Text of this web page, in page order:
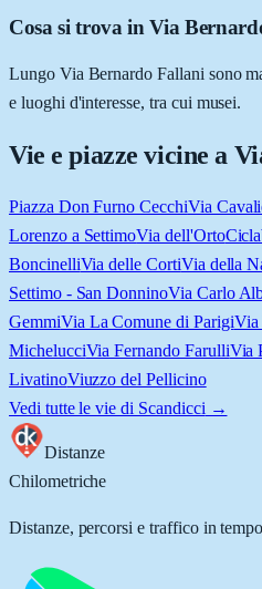
Cosa si trova in Via
Lungo Via Bernardo Fallani sono
e luoghi d'interesse, tra cui musei.
Vie e piazze vicine a
Piazza Don Furno CecchiVia
Lorenzo a SettimoVia dell'Orto
BoncinelliVia delle CortiVia della
Settimo - San DonninoVia Carlo
GemmiVia La Comune di ParigiVia
MichelucciVia Fernando FarulliVia
LivatinoViuzzo del Pellicino
Vedi tutte le vie di Scandicci →
Distanze
Chilometriche
Distanze, percorsi e traffico in